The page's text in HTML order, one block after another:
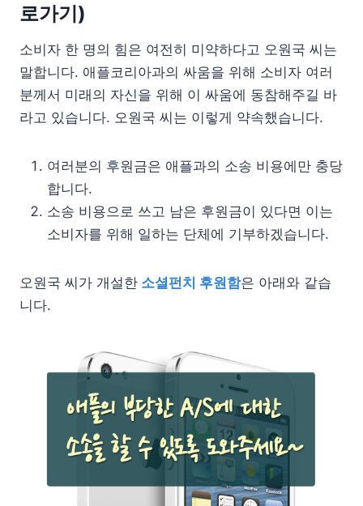
로가기 )
소비자 한 명의 힘은 여전히 미약하다고 오원국 씨는
말합니다. 애플코리아과의 싸움을 위해 소비자 여러
분께서 미래의 자신을 위해 이 싸움에 동참해주길 바
라고 있습니다. 오원국 씨는 이렇게 약속했습니다.
여러분의 후원금은 애플과의 소송 비용에만 충당
합니다.
소송 비용으로 쓰고 남은 후원금이 있다면 이는
소비자를 위해 일하는 단체에 기부하겠습니다.
오원국 씨가 개설한 소셜펀치 후원함은 아래와 같습
니다.